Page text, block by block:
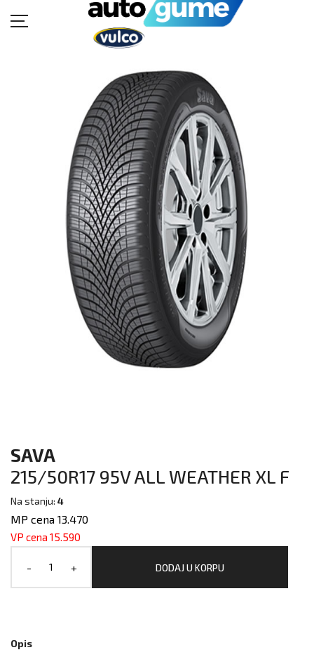
BUKVAR GUMA
SAVA
215/50R17 95V ALL WEATHER XL F
Na stanju: 4
MP cena 13.470
VP cena 15.590
- + DODAJ U KORPU
Opis